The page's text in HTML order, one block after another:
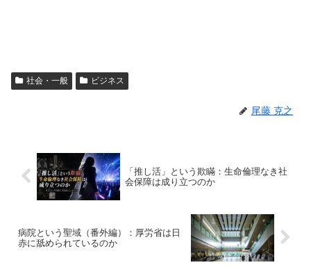
社会・一般 ビジネス
尾藤 克之
「推し活」という欺瞞：生命倫理なき社
会保障は成り立つのか
病院という聖域（番外編）：厚労省は日
赤に舐められているのか